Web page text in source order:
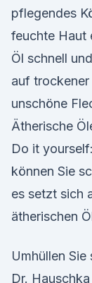
pflegendes
feuchte Haut
Öl schnell
auf
unschöne
Ätherische
Do it
können Sie
es setzt sich
ätherischen
Umhüllen
Dr.